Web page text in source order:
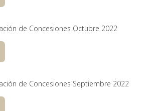
de Concesiones Octubre 2022
de Concesiones Septiembre 2022